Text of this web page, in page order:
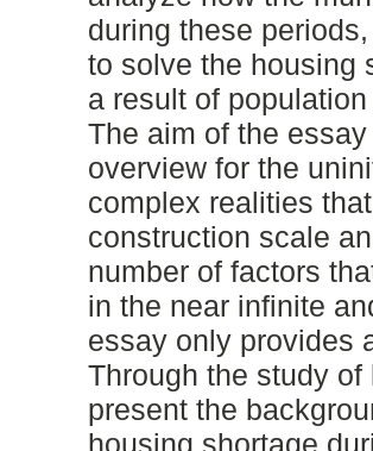
during these
to solve the housing
a result of
The aim of the
overview for the
complex realities
construction scale
number of factors
in the near infinite
essay only provides
Through the study
present the
housing shortage